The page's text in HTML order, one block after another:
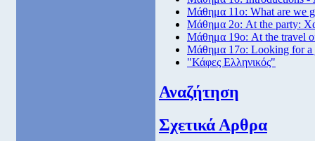
Μάθημα 11ο: What are we
Μάθημα 2ο: At the party:
Μάθημα 19ο: At the travel
Μάθημα 17ο: Looking for a
"Κάφες Ελληνικός"
Αναζήτηση
Σχετικά Αρθρα